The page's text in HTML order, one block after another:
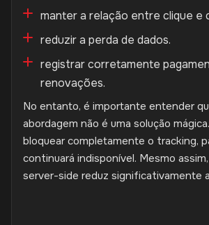
manter a relação entre clique e
reduzir a perda de dados.
registrar corretamente
renovações.
No entanto, é importante entender
abordagem não é uma solução
bloquear completamente o tracking,
continuará indisponível. Mesmo
server-side reduz significativamente